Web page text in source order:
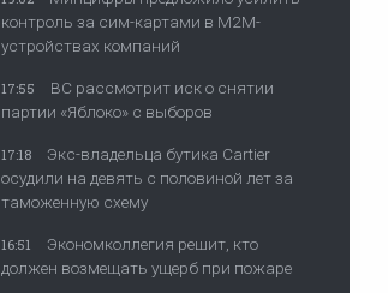
контроль за сим-картами в M2M-
устройствах компаний
17:55
ВС рассмотрит иск о снятии
партии «Яблоко» с выборов
17:18
Экс-владельца бутика Cartier
осудили на девять с половиной лет за
таможенную схему
16:51
Экономколлегия решит, кто
должен возмещать ущерб при пожаре